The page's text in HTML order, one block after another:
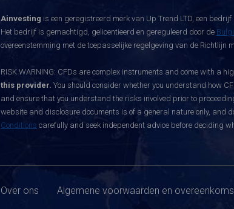
Ainvesting is een geregistreerd merk van Up Trend LTD, een
Het bedrijf is gemachtigd, gelicentieerd en gereguleerd door de
overeenstemming met de toepasselijke regelgeving van de Richtlijn
RISK WARNING: CFDs are complex instruments and come with a
this provider. You should consider whether you understand how
and ensure that you understand the risks involved prior to
website and disclosure documents is of a general nature only, and
Conditions carefully and seek independent advice before deciding
Over ons Algemene voorwaarden en